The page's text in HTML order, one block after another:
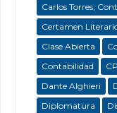
Carlos Torres;
Certamen
Clase Abierta
Contabilidad
Dante Alghieri
Diplomatura